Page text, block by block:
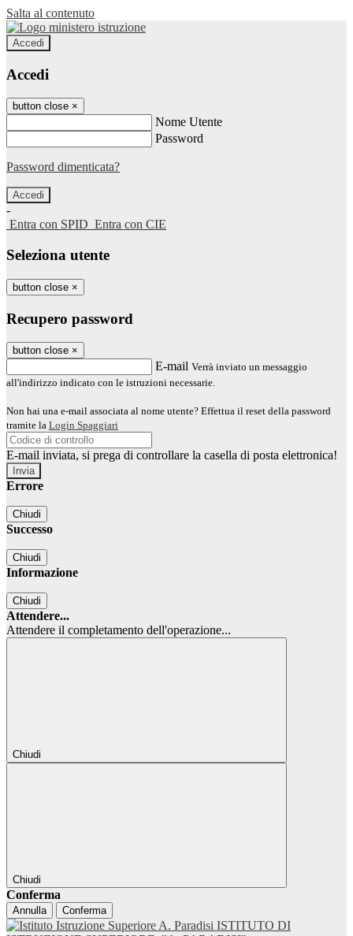
Salta al contenuto
Accedi
Accedi
button close ×
Nome Utente
Password
Password dimenticata?
-
Entra con SPID Entra con CIE
Seleziona utente
button close ×
Recupero password
button close ×
E-mail Verrà inviato un messaggio
all'indirizzo indicato con le istruzioni necessarie.
Non hai una e-mail associata al nome utente? Effettua il reset della password
tramite la Login Spaggiari
E-mail inviata, si prega di controllare la casella di posta elettronica!
Errore
Chiudi
Successo
Chiudi
Informazione
Chiudi
Attendere...
Attendere il completamento dell'operazione...
Chiudi
Chiudi
Conferma
Annulla Conferma
ISTITUTO DI